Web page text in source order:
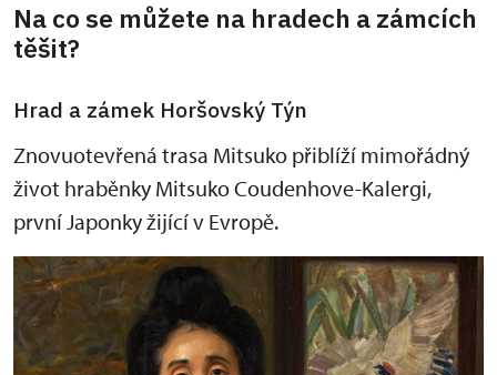
Na co se můžete na hradech a zámcích
těšit?
Hrad a zámek Horšovský Týn
Znovuotevřená trasa Mitsuko přiblíží mimořádný
život hraběnky Mitsuko Coudenhove-Kalergi,
první Japonky žijící v Evropě.